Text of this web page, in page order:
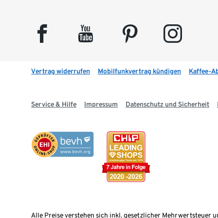
facebook youtube pinterest instagram
Vertrag widerrufen Mobilfunkvertrag kündigen Kaffee-
Service & Hilfe Impressum Datenschutz und Sicherheit
Alle Preise verstehen sich inkl. gesetzlicher Mehrwertsteuer